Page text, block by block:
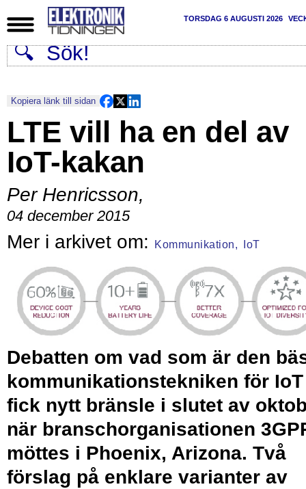
TORSDAG 6 AUGUSTI 2026
Kopiera länk till sidan
LTE vill ha en del av
IoT-kakan
Per Henricsson,
04 december 2015
Kommunikation, IoT
Debatten om vad som är den
kommunikationstekniken för IoT
fick nytt bränsle i slutet av
när branschorganisationen
möttes i Phoenix, Arizona. Två
förslag på enklare varianter av